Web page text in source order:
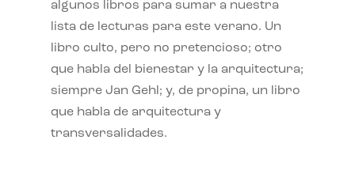
algunos libros para sumar a nuestra
lista de lecturas para este verano. Un
libro culto, pero no pretencioso; otro
que habla del bienestar y la arquitectura;
siempre Jan Gehl; y, de propina, un libro
que habla de arquitectura y
transversalidades.